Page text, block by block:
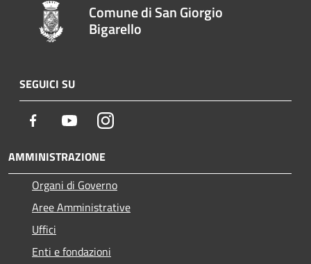
Comune di San Giorgio
Bigarello
SEGUICI SU
Facebook YoutubeInstagram
AMMINISTRAZIONE
Organi di Governo
Aree Amministrative
Uffici
Enti e fondazioni